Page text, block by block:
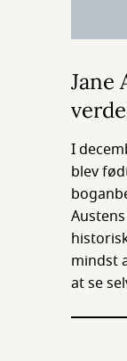
Jane
I
blev
mindst
at se